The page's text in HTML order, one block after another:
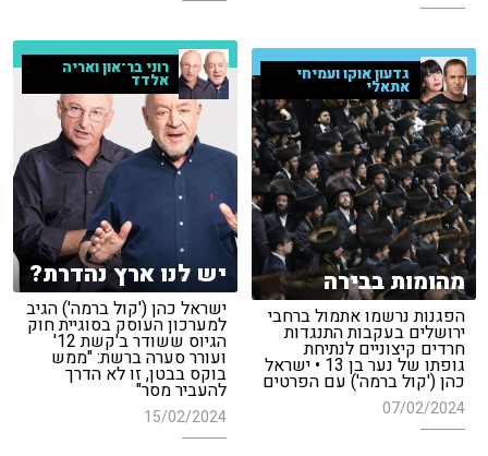
רוני בר־און ואריה
אלדד
יש לנו ארץ נהדרת?
ישראל כהן ('קול ברמה') הגיב
למערכון העוסק בסוגיית חוק
הגיוס ששודר ב'קשת 12'
ועורר סערה ברשת: "ממש
בוקס בבטן, זו לא הדרך
להעביר מסר"
15/02/2024
גדעון אוקו ועמיחי
אתאלי
מהומות בבירה
הפגנות נרשמו אתמול ברחבי
ירושלים בעקבות התנגדות
חרדים קיצוניים לנתיחת
גופתו של נער בן 13 • ישראל
כהן ('קול ברמה') עם הפרטים
07/02/2024